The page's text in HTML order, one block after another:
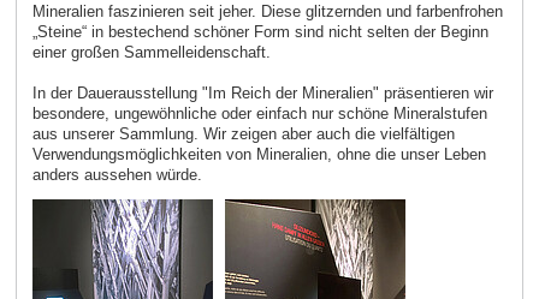
Mineralien faszinieren seit jeher. Diese glitzernden und farbenfrohen
„Steine“ in bestechend schöner Form sind nicht selten der Beginn
einer großen Sammelleidenschaft.
In der Dauerausstellung "Im Reich der Mineralien" präsentieren wir
besondere, ungewöhnliche oder einfach nur schöne Mineralstufen
aus unserer Sammlung. Wir zeigen aber auch die vielfältigen
Verwendungsmöglichkeiten von Mineralien, ohne die unser Leben
anders aussehen würde.